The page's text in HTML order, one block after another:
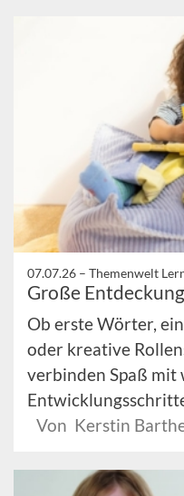
07.07.26 – Themenwelt
Große
Ob erste Wörter,
oder kreative
verbinden Spaß
Von Kerstin